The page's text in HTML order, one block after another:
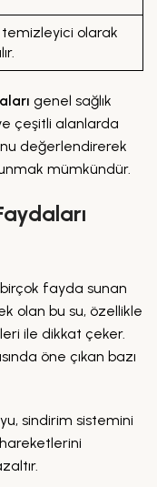
temizleyici olarak
genel sağlık
çeşitli alanlarda
değerlendirerek
mümkündür.
birçok fayda sunan
olan bu su, özellikle
ile dikkat çeker.
öne çıkan bazı
sindirim sistemini